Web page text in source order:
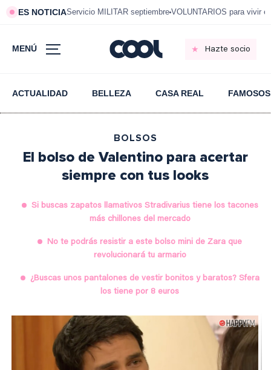
ES NOTICIAServicio MILITAR septiembre VOLUNTARIOS para vivir
MENÚ Hazte socio
ACTUALIDAD BELLEZA CASA REAL FAMOSOS
BOLSOS
El bolso de Valentino para acertar
siempre con tus looks
Si buscas zapatos llamativos Stradivarius tiene los tacones
más chillones del mercado
No te podrás resistir a este bolso mini de Zara que
revolucionará tu armario
¿Buscas unos pantalones de vestir bonitos y baratos? Sfera
los tiene por 8 euros